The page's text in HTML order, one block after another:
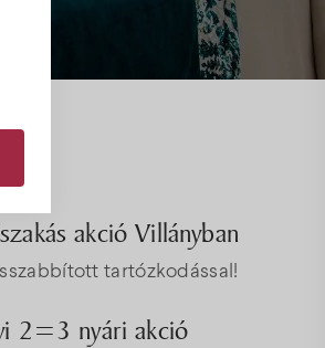
akció Villányban
tartózkodással!
2=3 nyári akció